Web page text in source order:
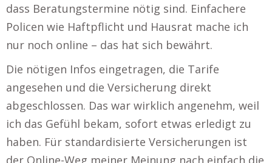
dass Beratungstermine nötig sind. Einfachere
Policen wie Haftpflicht und Hausrat mache ich
nur noch online – das hat sich bewährt.
Die nötigen Infos eingetragen, die Tarife
angesehen und die Versicherung direkt
abgeschlossen. Das war wirklich angenehm, weil
ich das Gefühl bekam, sofort etwas erledigt zu
haben. Für standardisierte Versicherungen ist
der Online-Weg meiner Meinung nach einfach die